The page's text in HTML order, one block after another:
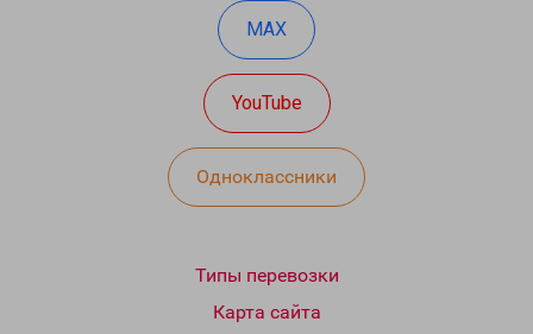
MAX
YouTube
Одноклассники
Типы перевозки
Карта сайта